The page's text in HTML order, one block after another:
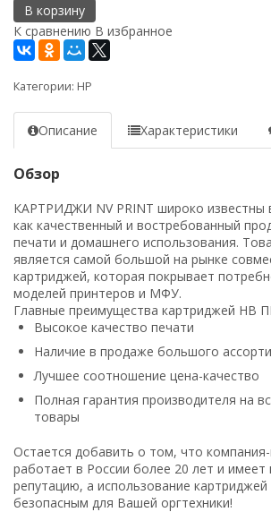
В корзину
К сравнению В избранное
Категории: HP
Описание Характеристики
Обзор
КАРТРИДЖИ NV PRINT широко известны
как качественный и востребованный
печати и домашнего использования.
является самой большой на рынке
картриджей, которая покрывает
моделей принтеров и МФУ.
Главные преимущества картриджей НВ
Высокое качество печати
Наличие в продаже большого
Лучшее соотношение цена-качество
Полная гарантия производителя на
товары
Остается добавить о том, что
работает в России более 20 лет и имеет
репутацию, а использование картриджей
безопасным для Вашей оргтехники!